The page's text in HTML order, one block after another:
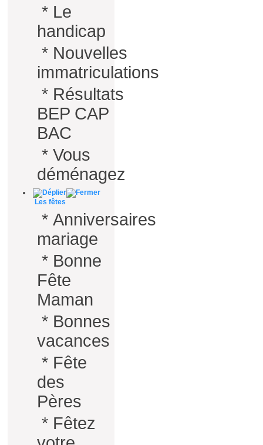
* Le
handicap
* Nouvelles
immatriculations
* Résultats
BEP CAP
BAC
* Vous
déménagez
Les fêtes
* Anniversaires
mariage
* Bonne
Fête
Maman
* Bonnes
vacances
* Fête
des
Pères
* Fêtez